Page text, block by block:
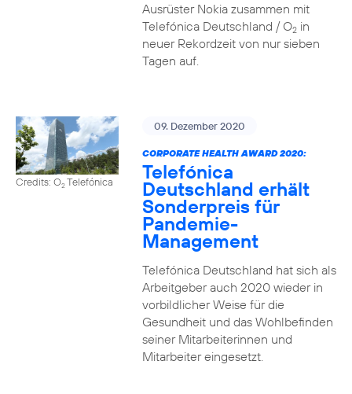
Ausrüster Nokia zusammen mit
Telefónica Deutschland / O2in
neuer Rekordzeit von nur sieben
Tagen auf.
Credits: O2Telefónica
09. Dezember 2020
CORPORATE HEALTH AWARD 2020:
Telefónica
Deutschland erhält
Sonderpreis für
Pandemie-
Management
Telefónica Deutschland hat sich als
Arbeitgeber auch 2020 wieder in
vorbildlicher Weise für die
Gesundheit und das Wohlbefinden
seiner Mitarbeiterinnen und
Mitarbeiter eingesetzt.